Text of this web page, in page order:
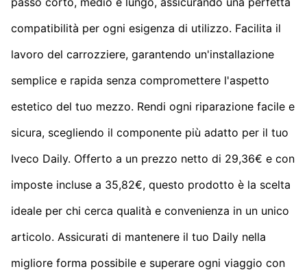
compatibilità per ogni esigenza di utilizzo. Facilita il
lavoro del carrozziere, garantendo un'installazione
semplice e rapida senza compromettere l'aspetto
estetico del tuo mezzo. Rendi ogni riparazione facile e
sicura, scegliendo il componente più adatto per il tuo
Iveco Daily. Offerto a un prezzo netto di 29,36€ e con
imposte incluse a 35,82€, questo prodotto è la scelta
ideale per chi cerca qualità e convenienza in un unico
articolo. Assicurati di mantenere il tuo Daily nella
migliore forma possibile e superare ogni viaggio con